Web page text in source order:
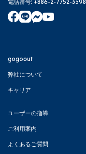
電話番号: +886-2-7752-3598
gogoout
弊社について
キャリア
ユーザーの指導
ご利用案内
よくあるご質問